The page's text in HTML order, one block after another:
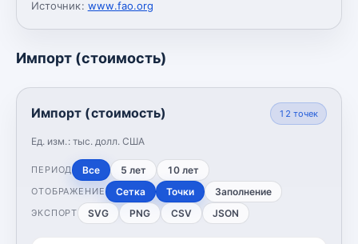
Источник: www.fao.org
Импорт (стоимость)
Импорт (стоимость)
Ед. изм.: тыс. долл. США
12 точек
ПЕРИОД Все 5 лет 10 лет
ОТОБРАЖЕНИЕ Сетка Точки Заполнение
ЭКСПОРТ SVG PNG CSV JSON